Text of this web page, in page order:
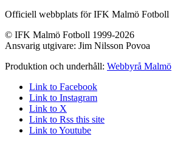
Officiell webbplats för IFK Malmö Fotboll
© IFK Malmö Fotboll 1999-2026
Ansvarig utgivare: Jim Nilsson Povoa
Produktion och underhåll: Webbyrå Malmö
Link to Facebook
Link to Instagram
Link to X
Link to Rss this site
Link to Youtube